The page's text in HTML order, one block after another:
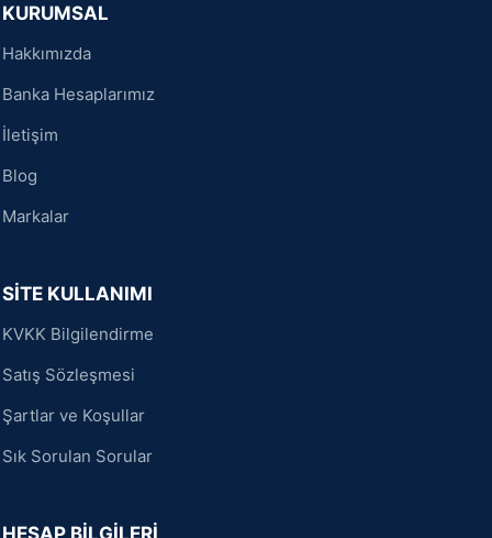
KURUMSAL
Hakkımızda
Banka Hesaplarımız
İletişim
Blog
Markalar
SİTE KULLANIMI
KVKK Bilgilendirme
Satış Sözleşmesi
Şartlar ve Koşullar
Sık Sorulan Sorular
HESAP BİLGİLERİ